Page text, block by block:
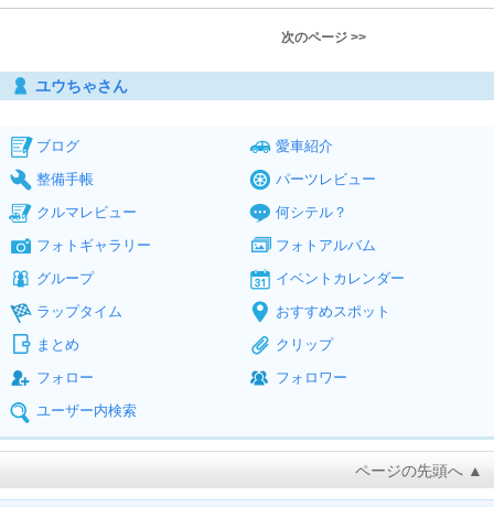
次のページ >>
ユウちゃさん
ブログ
愛車紹介
整備手帳
パーツレビュー
クルマレビュー
何シテル？
フォトギャラリー
フォトアルバム
グループ
イベントカレンダー
ラップタイム
おすすめスポット
まとめ
クリップ
フォロー
フォロワー
ユーザー内検索
ページの先頭へ ▲